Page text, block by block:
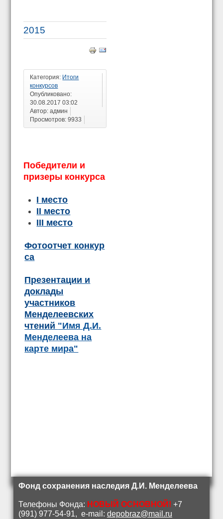
2015
Категория: Итоги
конкурсов
Опубликовано:
30.08.2017 03:02
Автор: админ
Просмотров: 9933
Победители и
призеры конкурса
I место
II место
III место
Фотоотчет конкур
са
Презентации и
доклады
участников
Менделеевских
чтений "Имя Д.И.
Менделеева на
карте мира"
Фонд сохранения наследия Д.И. Менделеева
Телефоны Фонда: НОВЫЙ ОСНОВНОЙ! +7
(991) 977-54-91, e-mail: depobraz@mail.ru